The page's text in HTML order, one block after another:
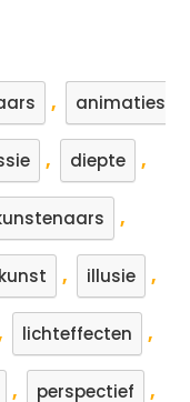
, animaties
, diepte ,
,
, illusie ,
lichteffecten ,
, perspectief ,